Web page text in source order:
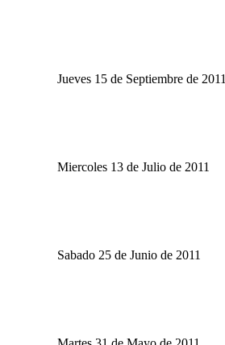
Jueves 15 de Septiembre de 2011
Miercoles 13 de Julio de 2011
Sabado 25 de Junio de 2011